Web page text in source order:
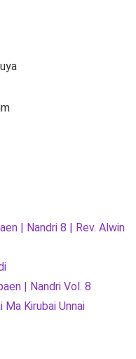
| Nandri 8 | Rev. Alwin
| Nandri Vol. 8
Kirubai Unnai